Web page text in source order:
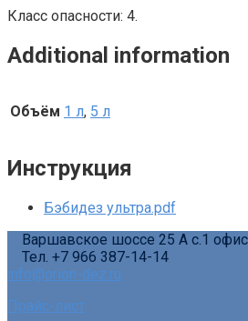
Класс опасности: 4.
Additional information
Объём 1 л, 5 л
Инструкция
Бэбидез ультра.pdf
Варшавское шоссе 25 А с.1 офис
Тел. +7 966 387-14-14
info@orion-dez.ru
Прайс-лист